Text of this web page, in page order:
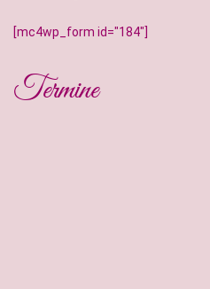
[mc4wp_form id="184"]
Termine